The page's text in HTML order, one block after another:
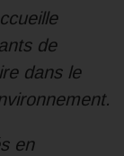
de
dans le
en